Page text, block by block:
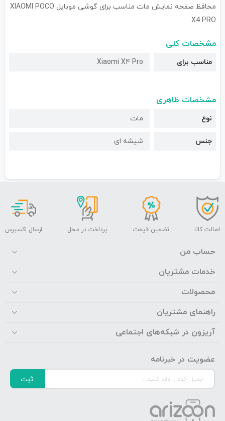
محافظ صفحه نمایش مات مناسب برای گوشی موبایل XIAOMI POCO
X4 PRO
مشخصات کلی
مناسب برای Xiaomi X4 Pro
مشخصات ظاهری
نوع مات
جنس شیشه ای
اصالت کالا تضمین قیمت پرداخت در محل ارسال اکسپرس
حساب من
خدمات مشتریان
محصولات
راهنمای مشتریان
آریزون در شبکه‌های اجتماعی
عضویت در خبرنامه
ثبت